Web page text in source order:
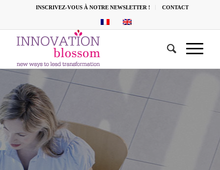
INSCRIVEZ-VOUS À NOTRE NEWSLETTER ! CONTACT